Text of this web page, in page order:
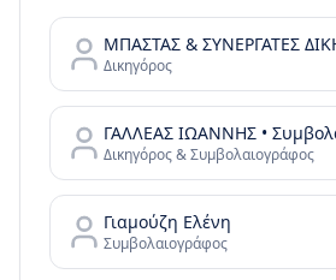
Δικηγόρος
ΓΑΛΛΕΑΣ ΙΩΑΝΝΗΣ •
Δικηγόρος & Συμβολαιογράφος
Γιαμούζη Ελένη
Συμβολαιογράφος